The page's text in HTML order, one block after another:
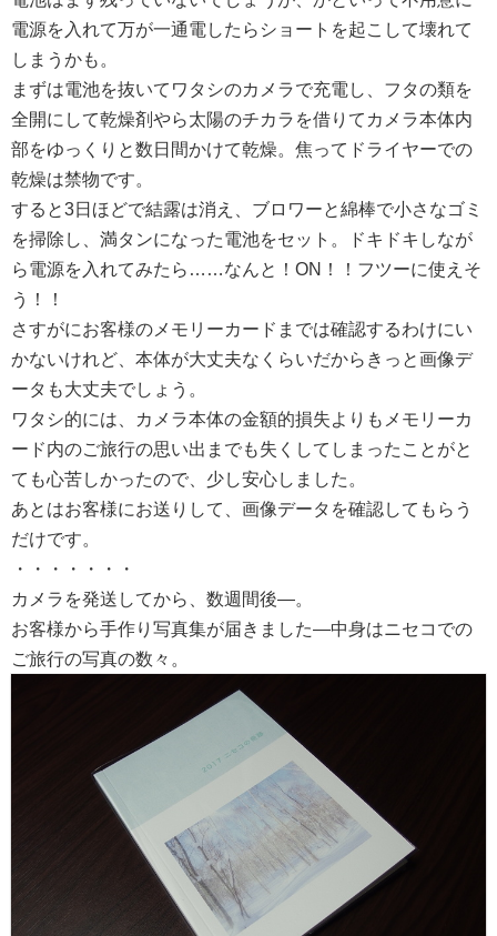
電源を入れて万が一通電したらショートを起こして壊れて
しまうかも。
まずは電池を抜いてワタシのカメラで充電し、フタの類を
全開にして乾燥剤やら太陽のチカラを借りてカメラ本体内
部をゆっくりと数日間かけて乾燥。焦ってドライヤーでの
乾燥は禁物です。
すると3日ほどで結露は消え、ブロワーと綿棒で小さなゴミ
を掃除し、満タンになった電池をセット。ドキドキしなが
ら電源を入れてみたら……なんと！ON！！フツーに使えそ
う！！
さすがにお客様のメモリーカードまでは確認するわけにい
かないけれど、本体が大丈夫なくらいだからきっと画像デ
ータも大丈夫でしょう。
ワタシ的には、カメラ本体の金額的損失よりもメモリーカ
ード内のご旅行の思い出までも失くしてしまったことがと
ても心苦しかったので、少し安心しました。
あとはお客様にお送りして、画像データを確認してもらう
だけです。
・・・・・・・
カメラを発送してから、数週間後―。
お客様から手作り写真集が届きました―中身はニセコでの
ご旅行の写真の数々。